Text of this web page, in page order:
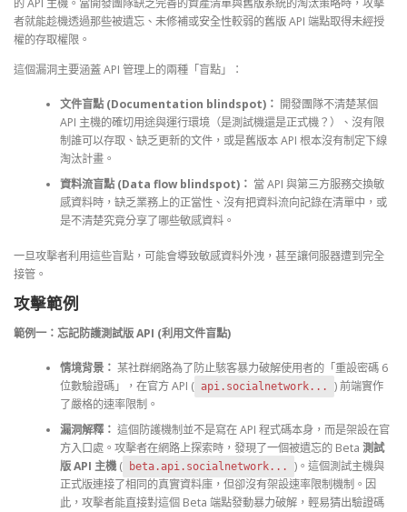
者就能趁機透過那些被遺忘、未修補或安全性較弱的舊版 API 端點取得未經授
權的存取權限。
這個漏洞主要涵蓋 API 管理上的兩種「盲點」：
文件盲點 (Documentation blindspot)： 開發團隊不清楚某個
API 主機的確切用途與運行環境（是測試機還是正式機？）、沒有限
制誰可以存取、缺乏更新的文件，或是舊版本 API 根本沒有制定下線
淘汰計畫。
資料流盲點 (Data flow blindspot)： 當 API 與第三方服務交換敏
感資料時，缺乏業務上的正當性、沒有把資料流向記錄在清單中，或
是不清楚究竟分享了哪些敏感資料。
一旦攻擊者利用這些盲點，可能會導致敏感資料外洩，甚至讓伺服器遭到完全
接管。
攻擊範例
範例一：忘記防護測試版 API (利用文件盲點)
情境背景： 某社群網路為了防止駭客暴力破解使用者的「重設密碼 6
位數驗證碼」，在官方 API ( api.socialnetwork...
) 前端實作
了嚴格的速率限制。
漏洞解釋： 這個防護機制並不是寫在 API 程式碼本身，而是架設在官
方入口處。攻擊者在網路上探索時，發現了一個被遺忘的 Beta 測試
版 API 主機( beta.api.socialnetwork...
)。這個測試主機與
正式版連接了相同的真實資料庫，但卻沒有架設速率限制機制。因
此，攻擊者能直接對這個 Beta 端點發動暴力破解，輕易猜出驗證碼